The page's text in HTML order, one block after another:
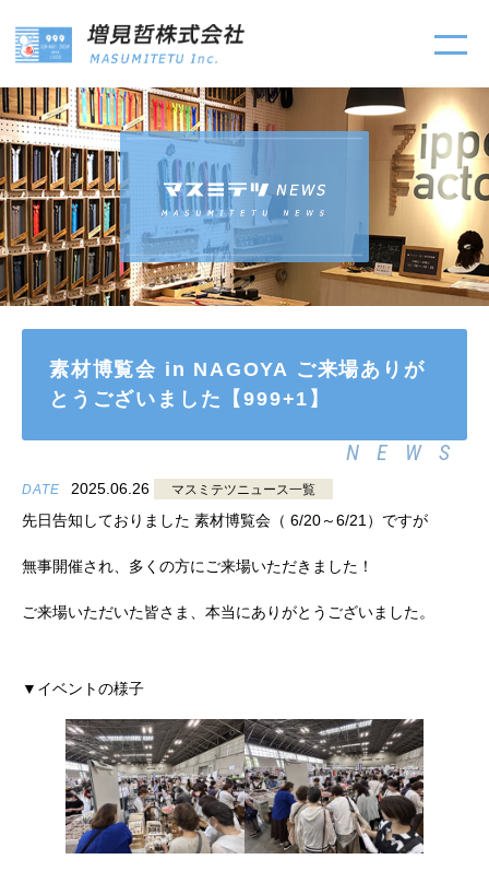
素材博覧会 in NAGOYA ご来場ありが
とうございました【999+1】
NEWS
DATE 2025.06.26 マスミテツニュース一覧
先日告知しておりました 素材博覧会（ 6/20～6/21）ですが
無事開催され、多くの方にご来場いただきました！
ご来場いただいた皆さま、本当にありがとうございました。
▼イベントの様子